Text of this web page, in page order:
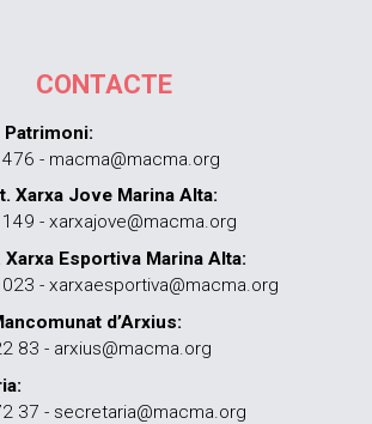
CONTACTE
Patrimoni:
- macma@macma.org
Xarxa Jove Marina Alta:
- xarxajove@macma.org
Esportiva Marina Alta:
- xarxaesportiva@macma.org
d’Arxius:
83 - arxius@macma.org
37 - secretaria@macma.org